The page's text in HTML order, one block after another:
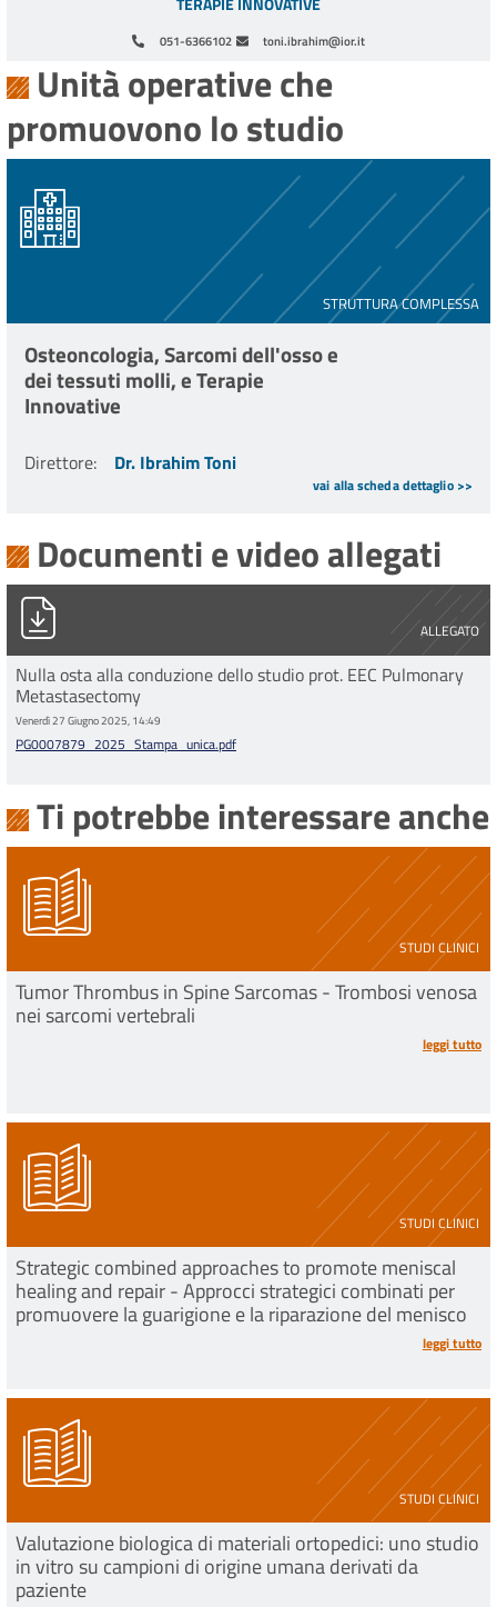
051-6366102 toni.ibrahim@ior.it
Unità operative che
promuovono lo studio
STRUTTURA COMPLESSA
Osteoncologia, Sarcomi dell'osso e
dei tessuti molli, e Terapie
Innovative
Direttore: Dr. Ibrahim Toni
vai alla scheda dettaglio >>
Documenti e video allegati
ALLEGATO
PG0007879_2025_Stampa_unica.pdf
Nulla osta alla conduzione dello studio prot. EEC Pulmonary
Metastasectomy
Venerdì 27 Giugno 2025, 14:49
PG0007879_2025_Stampa_unica.pdf
Ti potrebbe interessare anche
STUDI CLINICI
Tumor Thrombus in Spine Sarcomas - Trombosi venosa
nei sarcomi vertebrali
leggi tutto
STUDI CLINICI
Strategic combined approaches to promote meniscal
healing and repair - Approcci strategici combinati per
promuovere la guarigione e la riparazione del menisco
leggi tutto
STUDI CLINICI
Valutazione biologica di materiali ortopedici: uno studio
in vitro su campioni di origine umana derivati da
paziente